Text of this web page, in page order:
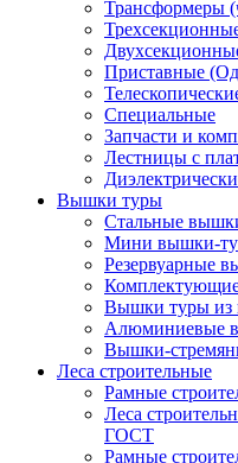
Трансформеры
Приставные
Специальные
Запчасти и
Лестницы с
Вышки туры
Стальные
Мини вышки-
Резервуарные
Вышки туры из
Алюминиевые
Вышки-
Леса строительные
Рамные
Леса
ГОСТ
Рамные